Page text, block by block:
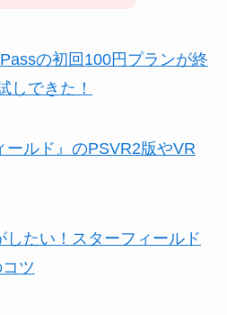
の初回100円プランが終
しできた！
ールド』のPSVR2版やVR
したい！スターフィールド
ツ